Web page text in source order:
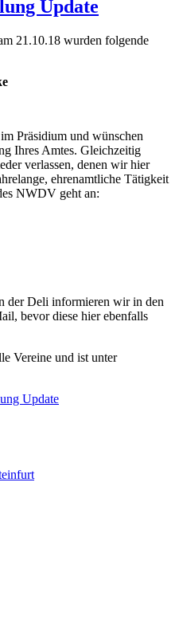
Update
21.10.18 wurden folgende
Präsidium und wünschen
Ihres Amtes. Gleichzeitig
verlassen, denen wir hier
ehrenamtliche Tätigkeit
NWDV geht an:
der Deli informieren wir in den
bevor diese hier ebenfalls
Vereine und ist unter
Update